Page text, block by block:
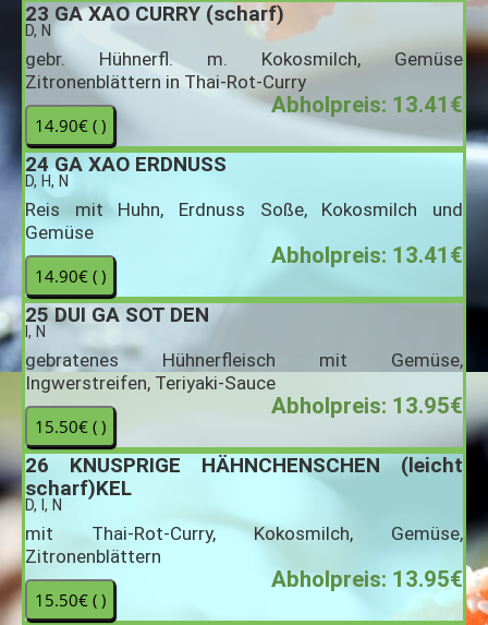
23 GA XAO CURRY (scharf)
D, N
gebr. Hühnerfl. m. Kokosmilch, Gemüse
Zitronenblättern in Thai-Rot-Curry
Abholpreis: 13.41€
24 GA XAO ERDNUSS
D, H, N
Reis mit Huhn, Erdnuss Soße, Kokosmilch und
Gemüse
Abholpreis: 13.41€
25DUI GA SOT DEN
I, N
gebratenes Hühnerfleisch mit Gemüse,
Ingwerstreifen, Teriyaki-Sauce
Abholpreis: 13.95€
26 KNUSPRIGE HÄHNCHENSCHEN (leicht
scharf)KEL
D, I, N
mit Thai-Rot-Curry, Kokosmilch, Gemüse,
Zitronenblättern
Abholpreis: 13.95€